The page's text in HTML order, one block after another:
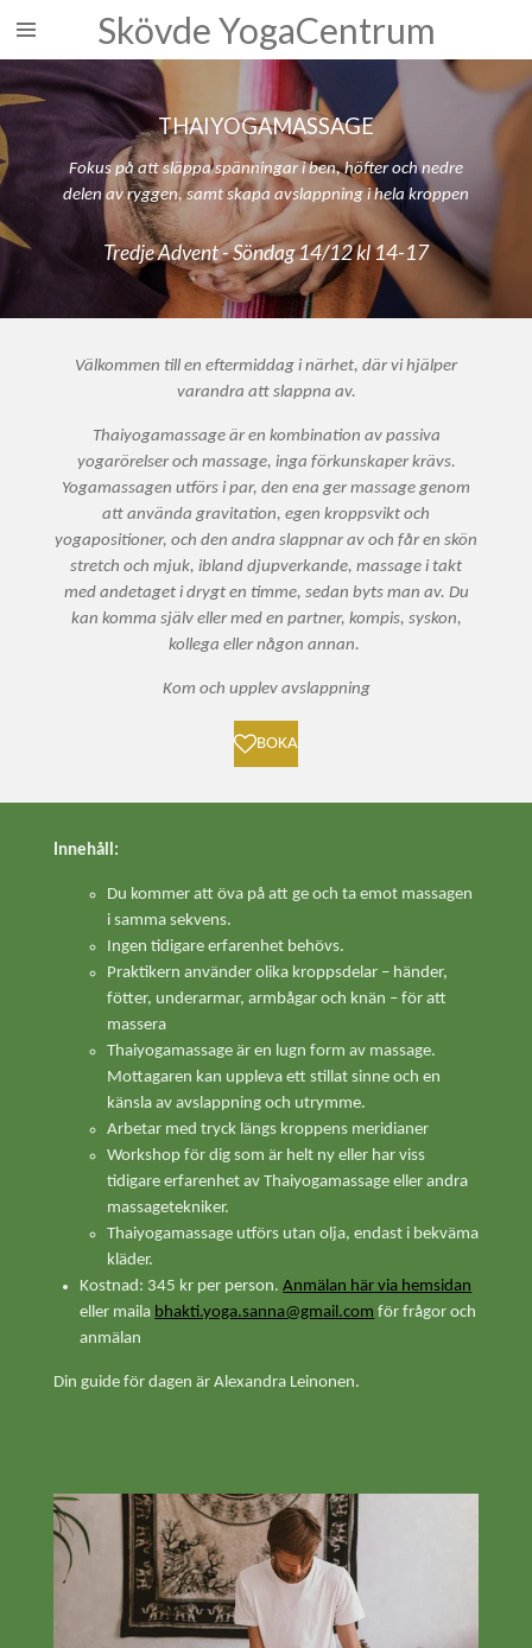
Skip
main
content
Skövde YogaCentrum
THAIYOGAMASSAGE
Fokus på att släppa spänningar i ben, höfter och nedre
delen av ryggen, samt skapa avslappning i hela kroppen
Tredje Advent - Söndag 14/12 kl 14-17
Välkommen till en eftermiddag i närhet, där vi hjälper
varandra att slappna av.
Thaiyogamassage är en kombination av passiva
yogarörelser och massage, inga förkunskaper krävs.
Yogamassagen utförs i par, den ena ger massage genom
att använda gravitation, egen kroppsvikt och
yogapositioner, och den andra slappnar av och får en skön
stretch och mjuk, ibland djupverkande, massage i takt
med andetaget i drygt en timme, sedan byts man av. Du
kan komma själv eller med en partner, kompis, syskon,
kollega eller någon annan.
Kom och upplev avslappning
BOKA
Innehåll:
Du kommer att öva på att ge och ta emot massagen
i samma sekvens.
Ingen tidigare erfarenhet behövs.
Praktikern använder olika kroppsdelar – händer,
fötter, underarmar, armbågar och knän – för att
massera
Thaiyogamassage är en lugn form av massage.
Mottagaren kan uppleva ett stillat sinne och en
känsla av avslappning och utrymme.
Arbetar med tryck längs kroppens meridianer
Workshop för dig som är helt ny eller har viss
tidigare erfarenhet av Thaiyogamassage eller andra
massagetekniker.
Thaiyogamassage utförs utan olja, endast i bekväma
kläder.
Kostnad: 345 kr per person.Anmälan här via hemsidan
eller maila bhakti.yoga.sanna@gmail.com för frågor och
anmälan
Din guide för dagen är Alexandra Leinonen.